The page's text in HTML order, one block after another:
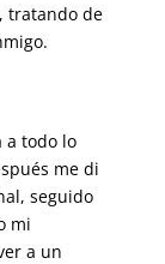
tratando de
a todo lo
me di
seguido
mi
a un